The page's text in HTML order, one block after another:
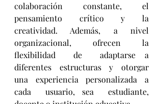
colaboración constante, el
pensamiento crítico y la
creatividad.  Además,  a  nivel
organizacional,  ofrecen  la
flexibilidad  de  adaptarse a
diferentes  estructuras  y  otorgar
una  experiencia  personalizada  a
cada  usuario, sea  estudiante,